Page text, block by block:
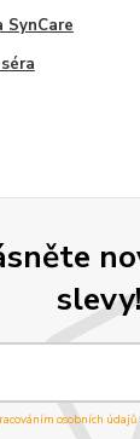
SynCare
slevy!
osobních údajů